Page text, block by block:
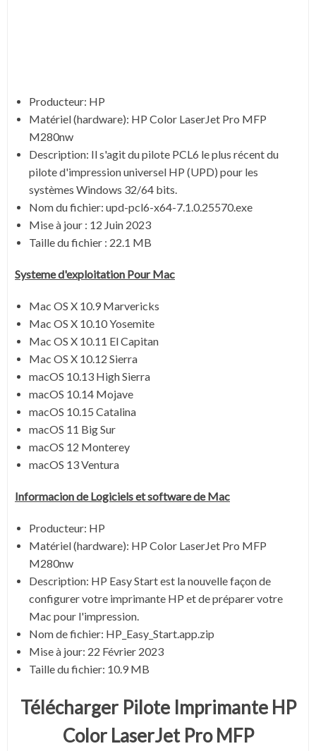
Producteur: HP
Matériel (hardware): HP Color LaserJet Pro MFP
M280nw
Description: Il s'agit du pilote PCL6 le plus récent du
pilote d'impression universel HP (UPD) pour les
systèmes Windows 32/64 bits.
Nom du fichier: upd-pcl6-x64-7.1.0.25570.exe
Mise à jour : 12 Juin 2023
Taille du fichier : 22.1 MB
Systeme d'exploitation Pour Mac
Mac OS X 10.9 Marvericks
Mac OS X 10.10 Yosemite
Mac OS X 10.11 El Capitan
Mac OS X 10.12 Sierra
macOS 10.13 High Sierra
macOS 10.14 Mojave
macOS 10.15 Catalina
macOS 11 Big Sur
macOS 12 Monterey
macOS 13 Ventura
Informacion de Logiciels et software de Mac
Producteur: HP
Matériel (hardware): HP Color LaserJet Pro MFP
M280nw
Description: HP Easy Start est la nouvelle façon de
configurer votre imprimante HP et de préparer votre
Mac pour l'impression.
Nom de fichier: HP_Easy_Start.app.zip
Mise à jour: 22 Février 2023
Taille du fichier: 10.9 MB
Télécharger Pilote Imprimante HP
Color LaserJet Pro MFP